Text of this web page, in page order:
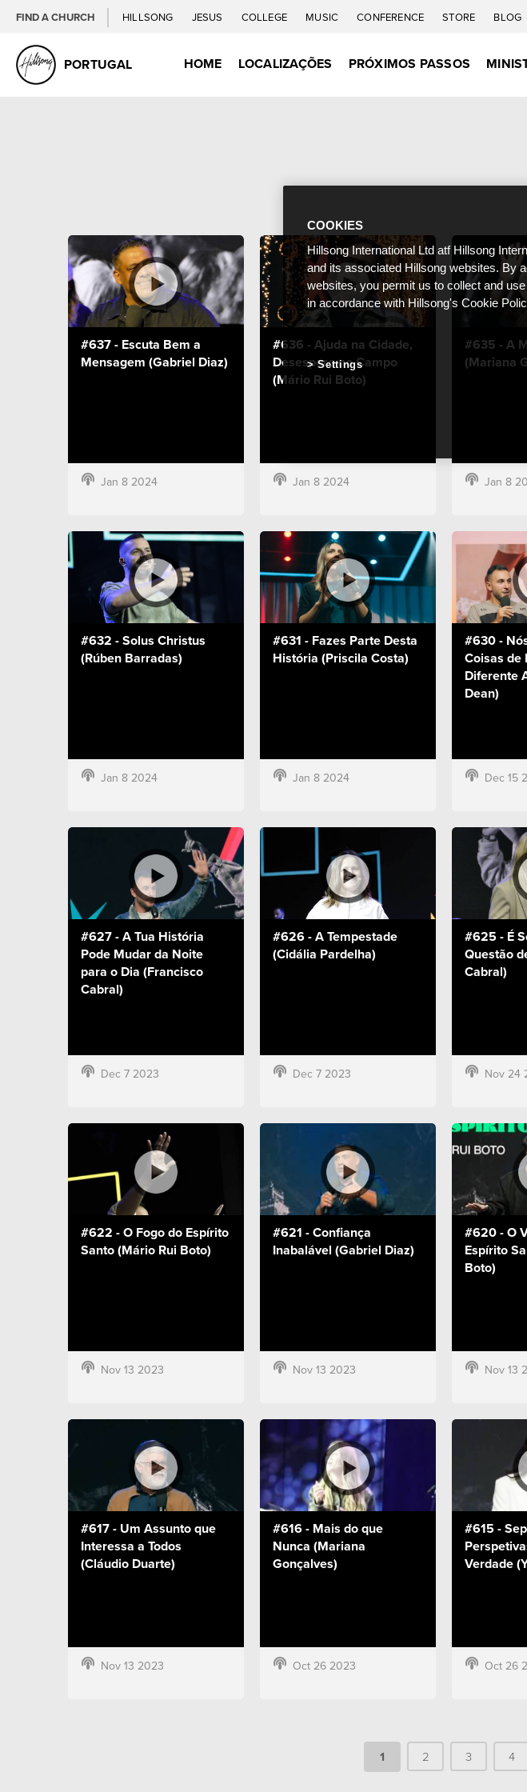
FIND A CHURCH HILLSONG JESUS COLLEGE MUSIC CONFERENCE STORE BLOG
PORTUGAL HOME LOCALIZAÇÕES PRÓXIMOS PASSOS
#637 - Escuta Bem a
Mensagem (Gabriel Diaz)
Jan 8 2024
#636 - Ajuda na Cidade,
Desespero no Campo
(Mário Rui Boto)
Jan 8 2024
#635 - A
(Mariana
Jan 8
#632 - Solus Christus
(Rúben Barradas)
Jan 8 2024
#631 - Fazes Parte Desta
História (Priscila Costa)
Jan 8 2024
#630 -
Coisas de
Diferente
Dean)
Dec 15
#627 - A Tua História
Pode Mudar da Noite
para o Dia (Francisco
Cabral)
Dec 7 2023
#626 - A Tempestade
(Cidália Pardelha)
Dec 7 2023
#625 - É
Questão
Cabral)
Nov 24
#622 - O Fogo do Espírito
Santo (Mário Rui Boto)
Nov 13 2023
#621 - Confiança
Inabalável (Gabriel Diaz)
Nov 13 2023
#620 - O
Espírito
Boto)
Nov 13
#617 - Um Assunto que
Interessa a Todos
(Cláudio Duarte)
Nov 13 2023
#616 - Mais do que
Nunca (Mariana
Gonçalves)
Oct 26 2023
#615 -
Verdade
Oct 26
1 2 3 4
COOKIES
Hillsong International Ltd atf Hillsong
and its associated Hillsong websites. By
websites, you permit us to collect and
in accordance with Hillsong's Cookie
Settings